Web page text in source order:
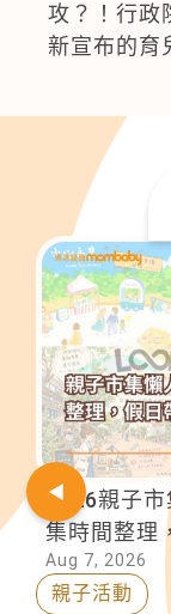
攻？！行政
新宣布的育
2026親子
集時間整理
Aug 7, 2026
親子活動